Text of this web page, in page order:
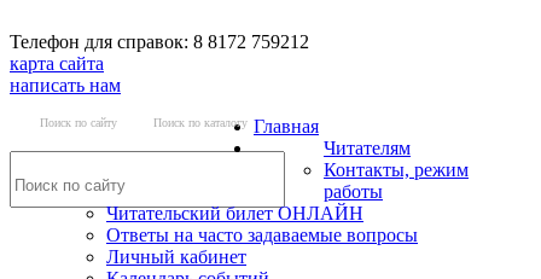
Телефон для справок: 8 8172 759212
карта сайта
написать нам
Поиск по сайту Поиск по каталогу Главная
Читателям
Контакты, режим
работы
Читательский билет ОНЛАЙН
Ответы на часто задаваемые вопросы
Личный кабинет